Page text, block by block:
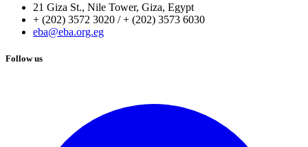
21 Giza St., Nile Tower, Giza, Egypt
+ (202) 3572 3020 / + (202) 3573 6030
eba@eba.org.eg
Follow us